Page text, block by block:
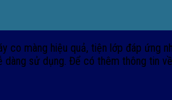
co màng hiệu quả, tiện lớp đáp ứng
sử dụng. Để có thêm thông tin